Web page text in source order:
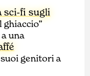
sci-fi sugli
una
genitori a